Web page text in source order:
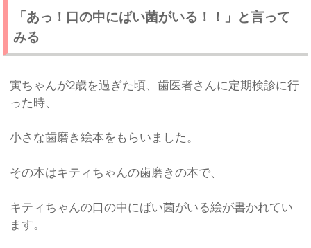
「あっ！口の中にばい菌がいる！！」と言って
みる
寅ちゃんが2歳を過ぎた頃、歯医者さんに定期検診に行
った時、
小さな歯磨き絵本をもらいました。
その本はキティちゃんの歯磨きの本で、
キティちゃんの口の中にばい菌がいる絵が書かれてい
ます。